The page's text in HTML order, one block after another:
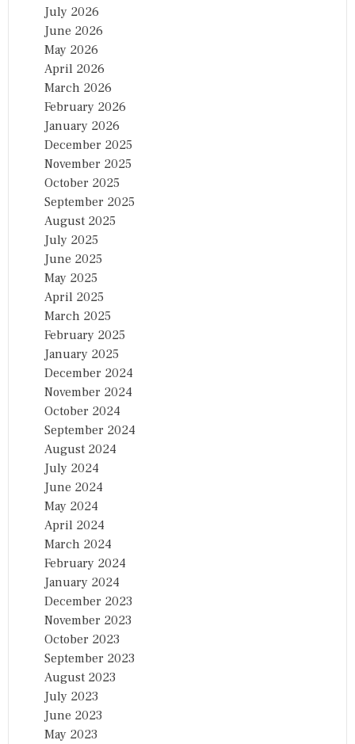
July 2026
June 2026
May 2026
April 2026
March 2026
February 2026
January 2026
December 2025
November 2025
October 2025
September 2025
August 2025
July 2025
June 2025
May 2025
April 2025
March 2025
February 2025
January 2025
December 2024
November 2024
October 2024
September 2024
August 2024
July 2024
June 2024
May 2024
April 2024
March 2024
February 2024
January 2024
December 2023
November 2023
October 2023
September 2023
August 2023
July 2023
June 2023
May 2023